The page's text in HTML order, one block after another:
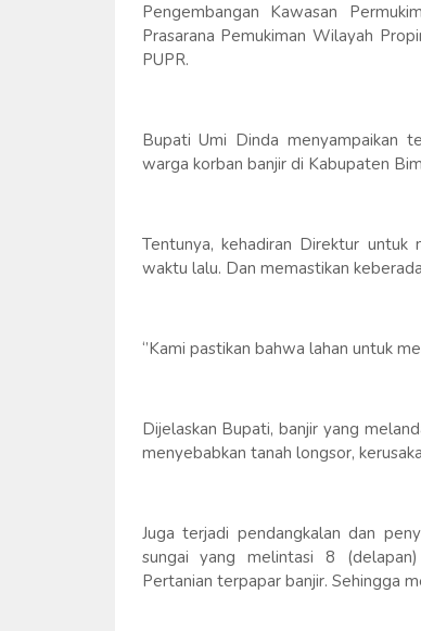
Pengembangan Kawasan
Prasarana Pemukiman Wilayah
PUPR.
Bupati Umi Dinda menyampaikan
warga korban banjir di Kabupaten
Tentunya, kehadiran Direktur untuk
waktu lalu. Dan memastikan
‘’Kami pastikan bahwa lahan untuk
Dijelaskan Bupati, banjir yang
menyebabkan tanah longsor,
Juga terjadi pendangkalan dan
sungai yang melintasi 8
Pertanian terpapar banjir. Sehingga